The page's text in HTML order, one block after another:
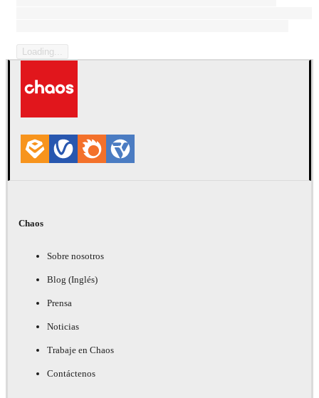
Loading...
Chaos
Sobre nosotros
Blog (Inglés)
Prensa
Noticias
Trabaje en Chaos
Contáctenos